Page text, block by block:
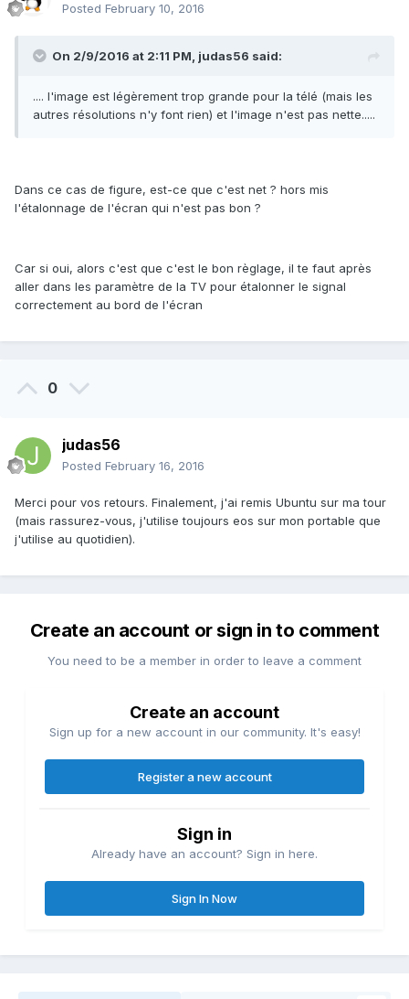
Posted February 10, 2016
On 2/9/2016 at 2:11 PM, judas56 said:
.... l'image est légèrement trop grande pour la télé (mais les
autres résolutions n'y font rien) et l'image n'est pas nette.....
Dans ce cas de figure, est-ce que c'est net ? hors mis
l'étalonnage de l'écran qui n'est pas bon ?
Car si oui, alors c'est que c'est le bon règlage, il te faut après
aller dans les paramètre de la TV pour étalonner le signal
correctement au bord de l'écran
0
judas56
Posted February 16, 2016
Merci pour vos retours. Finalement, j'ai remis Ubuntu sur ma tour
(mais rassurez-vous, j'utilise toujours eos sur mon portable que
j'utilise au quotidien).
Create an account or sign in to comment
You need to be a member in order to leave a comment
Create an account
Sign up for a new account in our community. It's easy!
Register a new account
Sign in
Already have an account? Sign in here.
Sign In Now